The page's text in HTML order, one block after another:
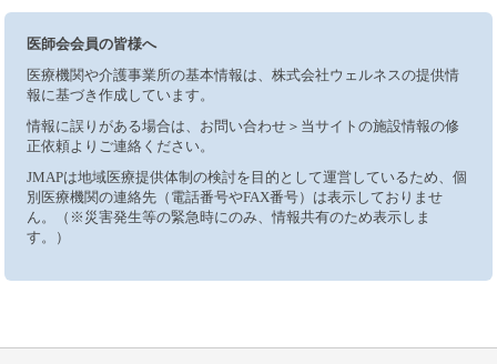
医師会会員の皆様へ
医療機関や介護事業所の基本情報は、株式会社ウェルネスの提供情
報に基づき作成しています。
情報に誤りがある場合は、お問い合わせ＞当サイトの施設情報の修
正依頼よりご連絡ください。
JMAPは地域医療提供体制の検討を目的として運営しているため、個
別医療機関の連絡先（電話番号やFAX番号）は表示しておりませ
ん。（※災害発生等の緊急時にのみ、情報共有のため表示しま
す。）